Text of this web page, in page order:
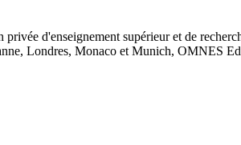
d'enseignement supérieur et de
Londres, Monaco et Munich, OMNES